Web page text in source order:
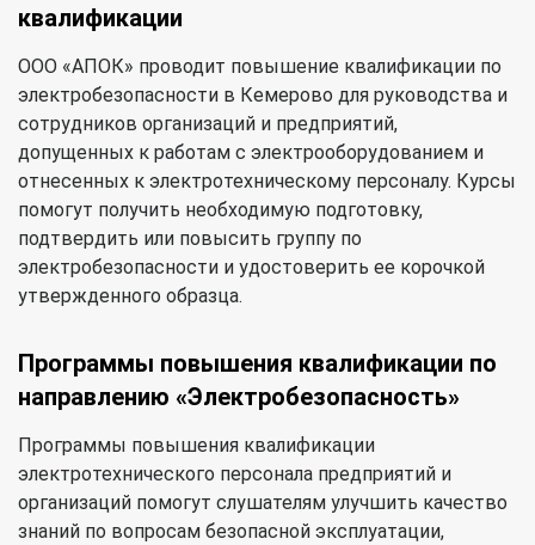
квалификации
ООО «АПОК» проводит повышение квалификации по
электробезопасности в Кемерово для руководства и
сотрудников организаций и предприятий,
допущенных к работам с электрооборудованием и
отнесенных к электротехническому персоналу. Курсы
помогут получить необходимую подготовку,
подтвердить или повысить группу по
электробезопасности и удостоверить ее корочкой
утвержденного образца.
Программы повышения квалификации по
направлению «Электробезопасность»
Программы повышения квалификации
электротехнического персонала предприятий и
организаций помогут слушателям улучшить качество
знаний по вопросам безопасной эксплуатации,